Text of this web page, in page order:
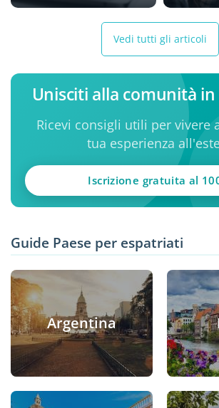
Vedi tutti gli articoli
Unisciti alla comunità
Ricevi consigli utili per vivere
tua esperienza
Iscrizione gratuita al
Guide Paese per espatriati
Argentina